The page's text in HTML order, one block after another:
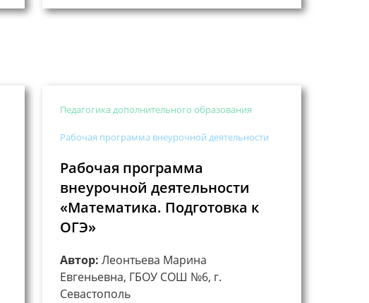
Педагогика дополнительного образования
Рабочая программа внеурочной деятельности
Рабочая программа
внеурочной деятельности
«Математика. Подготовка к
ОГЭ»
Автор: Леонтьева Марина
Евгеньевна, ГБОУ СОШ №6, г.
Севастополь